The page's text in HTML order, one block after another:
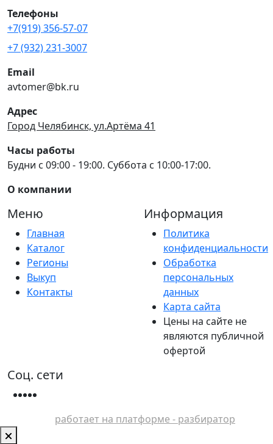
Телефоны
+7(919) 356-57-07
+7 (932) 231-3007
Email
avtomer@bk.ru
Адрес
Город Челябинск, ул.Артёма 41
Часы работы
Будни с 09:00 - 19:00. Суббота с 10:00-17:00.
О компании
Меню
Главная
Каталог
Регионы
Выкуп
Контакты
Информация
Политика
конфиденциальности
Обработка
персональных
данных
Карта сайта
Цены на сайте не
являются публичной
офертой
Соц. сети
работает на платформе - разбиратор